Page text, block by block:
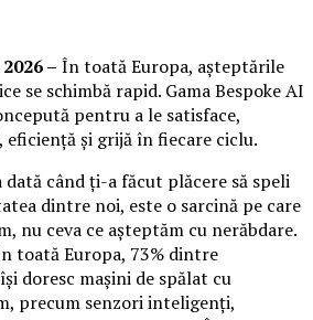
– În toată Europa, așteptările
se schimbă rapid. Gama Bespoke AI
pentru a le satisface,
și grijă în fiecare ciclu.
când ți-a făcut plăcere să speli
dintre noi, este o sarcină pe care
nu ceva ce așteptăm cu nerăbdare.
toată Europa, 73% dintre
doresc mașini de spălat cu
precum senzori inteligenți,